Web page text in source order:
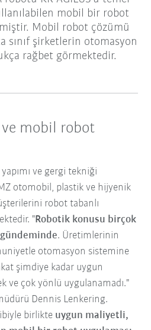
mobil bir robot
Mobil robot çözümü
sınıf şirketlerin otomasyon
rağbet görmektedir.
ve mobil robot
ve gergi tekniği
otomobil, plastik ve hijyenik
robot tabanlı
"Robotik konusu birçok
. Üretimlerinin
otomasyon sistemine
şimdiye kadar uygun
ve çok yönlü uygulanamadı."
Dennis Lenkering.
birlikte uygun maliyetli,